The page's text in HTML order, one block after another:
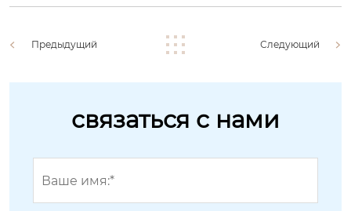
Предыдущий Следующий
связаться с нами